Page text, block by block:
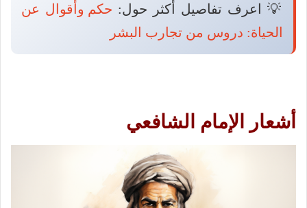
💡 اعرف تفاصيل أكثر حول: حكم وأقوال عن
الحياة: دروس من تجارب البشر
أشعار الإمام الشافعي